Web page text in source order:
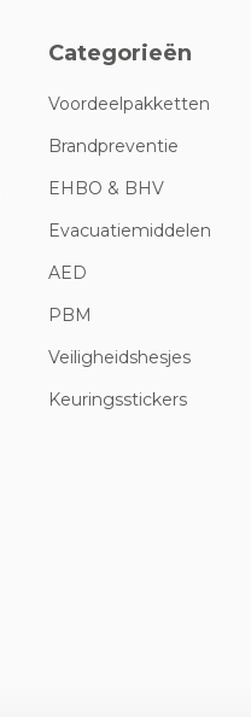
Categorieën
Voordeelpakketten
Brandpreventie
EHBO & BHV
Evacuatiemiddelen
AED
PBM
Veiligheidshesjes
Keuringsstickers